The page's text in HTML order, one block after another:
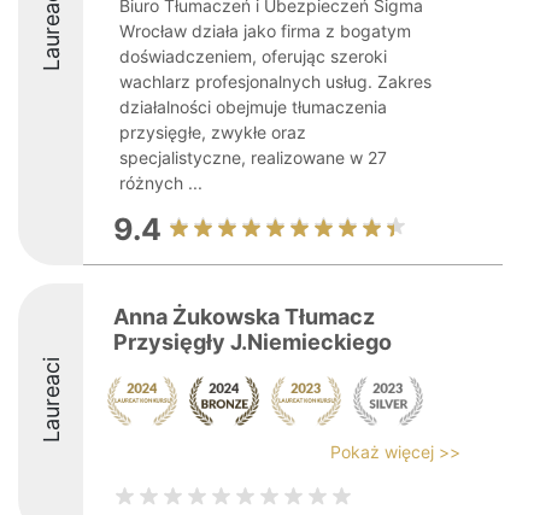
Laureaci
Biuro Tłumaczeń i Ubezpieczeń Sigma
Wrocław działa jako firma z bogatym
doświadczeniem, oferując szeroki
wachlarz profesjonalnych usług. Zakres
działalności obejmuje tłumaczenia
przysięgłe, zwykłe oraz
specjalistyczne, realizowane w 27
różnych ...
9.4
Laureaci
Anna Żukowska Tłumacz
Przysięgły J.Niemieckiego
Pokaż więcej >>